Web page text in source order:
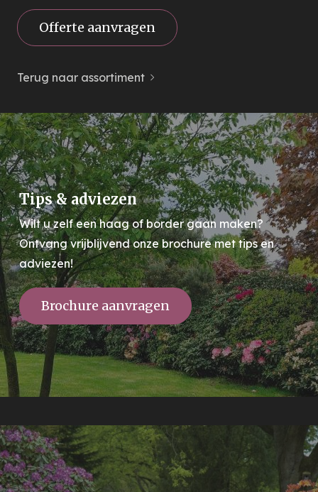
Offerte aanvragen
Terug naar assortiment
Tips & adviezen
Wilt u zelf een haag of border gaan maken?
Ontvang vrijblijvend onze brochure met tips en
adviezen!
Brochure aanvragen